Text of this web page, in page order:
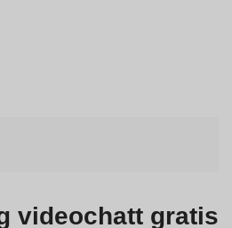
videochatt gratis